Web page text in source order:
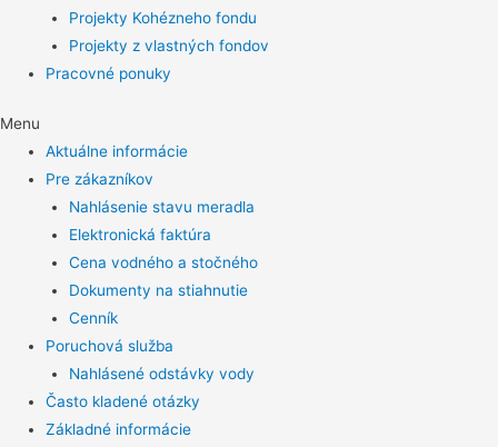
Projekty Kohézneho fondu
Projekty z vlastných fondov
Pracovné ponuky
Menu
Aktuálne informácie
Pre zákazníkov
Nahlásenie stavu meradla
Elektronická faktúra
Cena vodného a stočného
Dokumenty na stiahnutie
Cenník
Poruchová služba
Nahlásené odstávky vody
Často kladené otázky
Základné informácie